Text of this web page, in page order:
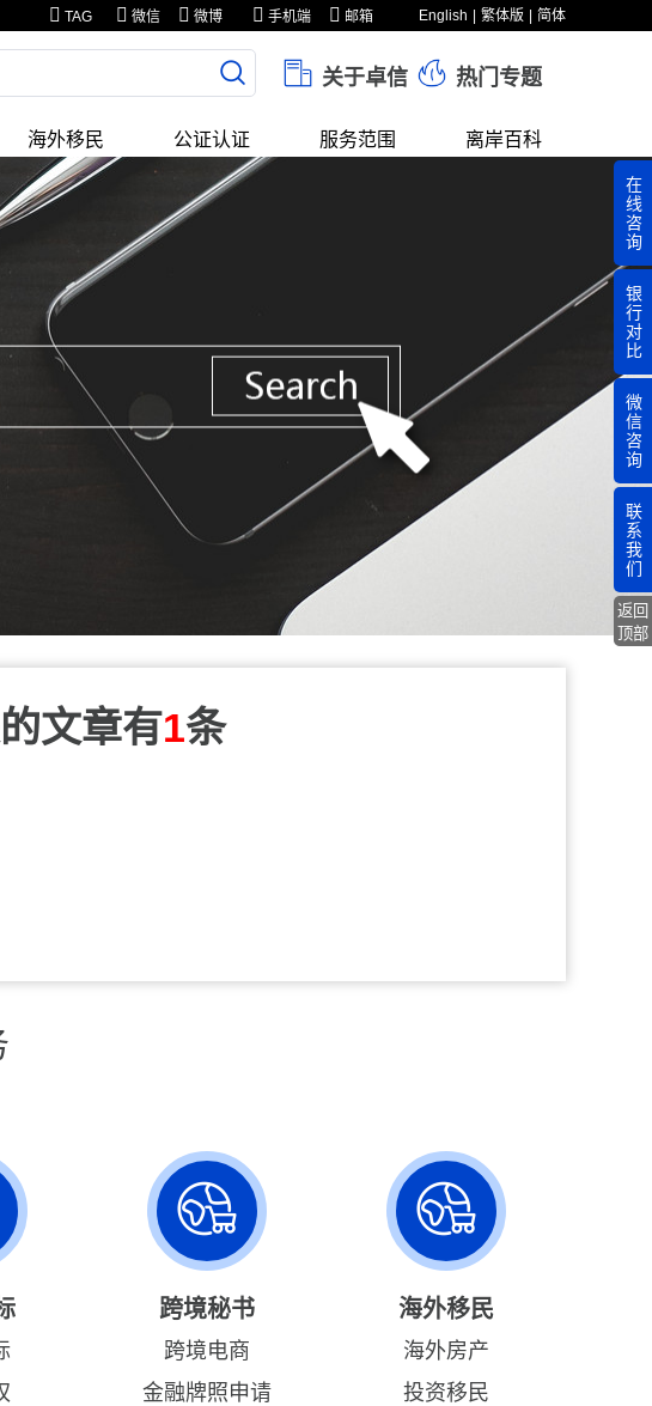
English 繁体版 简体
TAG 微信 微博 手机端 邮箱
关于卓信 热门专题
海外移民 公证认证 服务范围 离岸百科
文章有1条
跨境秘书
跨境电商
金融牌照申请
海外移民
海外房产
投资移民
在
线
咨
询
银
行
对
比
微
信
咨
询
联
系
我
们
返回
顶部